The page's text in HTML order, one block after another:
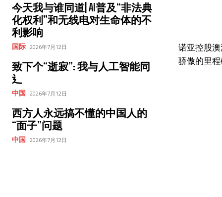
今天我与谁同道| AI普及“非法典
化权利”和无线电对生命体的不
利影响
国际 2026年7月12日
致下个“逝寂”: 我与人工智能同
⻎
中国 2026年7月12日
西方人永远搞不懂的中国人的
“面子”问题
中国 2026年7月12日
诺亚控股
骄傲的里